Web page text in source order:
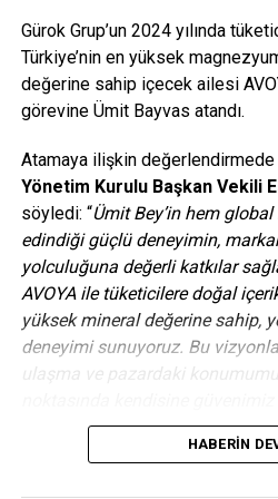
g2m, Hilton Worldwide F&B
g2m markalı ürünleriyle
ÖNCEKI
“Liderlik ve Girişimcilik
desteğiyle Boğaziçi
editor
Gürok Grup’un 2024 yılında
Türkiye’nin en yüksek
değerine sahip içecek ailesi
görevine Ümit Bayvas atandı.
Atamaya ilişkin değerlendirmede
Yönetim Kurulu Başkan Vekili
söyledi: “Ümit Bey’in hem
edindiği güçlü deneyimin,
yolculuğuna değerli katkılar
AVOYA ile tüketicilere doğal
yüksek mineral değerine sahip,
deneyimi sunuyoruz. Bu
ulaşma ve pazardaki
ve uğurlu olmasını diliyoruz.”
HABERIN